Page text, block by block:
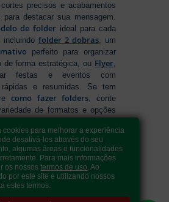
precisos e acabamentos
para destacar sua mensagem.
de folder ideal para cada
incluindofolder 2 dobras, um
perfeito para organizar
de forma estratégica, ou Flyer,
festas e eventos com
rápidas e resumidas. Se tem
como fazer folders, conte
de formatos e opções
ágil, entrega rápida e
para levar sua
a outro nível!
cookies para melhorar a experiência
desativá-los através do seu
algumas áreas e funcionalidades
Para mais informações
os nossostermos de uso. Ao
por este site e utilizando nossos
estes termos.